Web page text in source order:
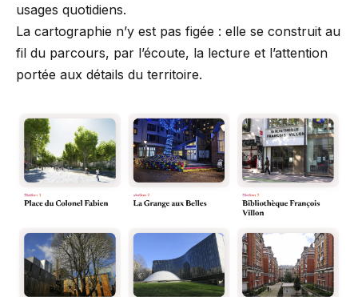
usages quotidiens.
La cartographie n’y est pas figée : elle se construit au
fil du parcours, par l’écoute, la lecture et l’attention
portée aux détails du territoire.